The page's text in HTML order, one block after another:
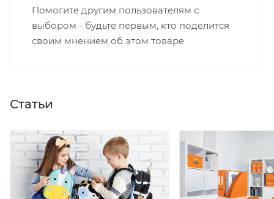
Помогите другим пользователям с
выбором - будьте первым, кто поделится
своим мнением об этом товаре
Статьи